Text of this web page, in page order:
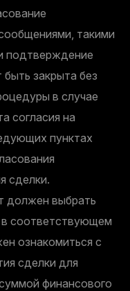
такими
подтверждение
закрыта без
в случае
согласия на
пунктах
сделки.
должен выбрать
в соответствующем
ознакомиться с
сделки для
финансового